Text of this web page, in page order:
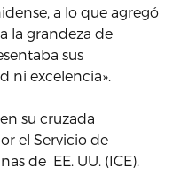
a lo que agregó
la grandeza de
sus
ni excelencia».
su cruzada
el Servicio de
de EE. UU. (ICE).